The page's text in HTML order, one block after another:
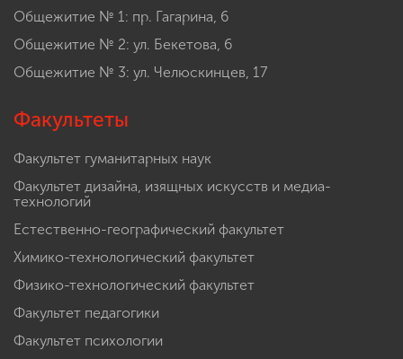
Общежитие № 1: пр. Гагарина, 6
Общежитие № 2: ул. Бекетова, 6
Общежитие № 3: ул. Челюскинцев, 17
Факультеты
Факультет гуманитарных наук
Факультет дизайна, изящных искусств и медиа-
технологий
Естественно-географический факультет
Химико-технологический факультет
Физико-технологический факультет
Факультет педагогики
Факультет психологии